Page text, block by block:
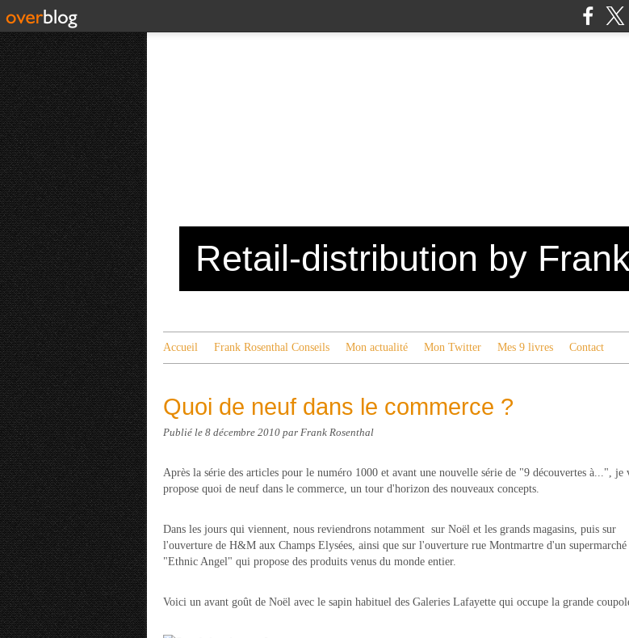
Retail-distribution by
Accueil Frank Rosenthal Conseils Mon actualité Mon Twitter Mes 9 livres Contact
Quoi de neuf dans le commerce ?
Publié le 8 décembre 2010 par Frank Rosenthal
Après la série des articles pour le numéro 1000 et avant une nouvelle série de "9 découvertes à...", je
propose quoi de neuf dans le commerce, un tour d'horizon des nouveaux concepts.
Dans les jours qui viennent, nous reviendrons notamment sur Noël et les grands magasins, puis sur
l'ouverture de H&M aux Champs Elysées, ainsi que sur l'ouverture rue Montmartre d'un supermarché
"Ethnic Angel" qui propose des produits venus du monde entier.
Voici un avant goût de Noël avec le sapin habituel des Galeries Lafayette qui occupe la grande